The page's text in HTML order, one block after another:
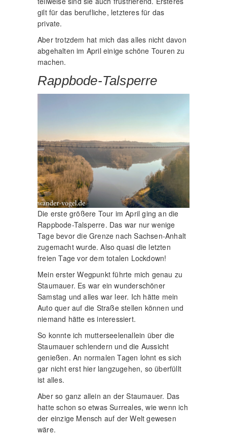
gilt für das berufliche, letzteres für das
private.
Aber trotzdem hat mich das alles nicht davon
abgehalten im April einige schöne Touren zu
machen.
Rappbode-Talsperre
Die erste größere Tour im April ging an die
Rappbode-Talsperre. Das war nur wenige
Tage bevor die Grenze nach Sachsen-Anhalt
zugemacht wurde. Also quasi die letzten
freien Tage vor dem totalen Lockdown!
Mein erster Wegpunkt führte mich genau zu
Staumauer. Es war ein wunderschöner
Samstag und alles war leer. Ich hätte mein
Auto quer auf die Straße stellen können und
niemand hätte es interessiert.
So konnte ich mutterseelenallein über die
Staumauer schlendern und die Aussicht
genießen. An normalen Tagen lohnt es sich
gar nicht erst hier langzugehen, so überfüllt
ist alles.
Aber so ganz allein an der Staumauer. Das
hatte schon so etwas Surreales, wie wenn ich
der einzige Mensch auf der Welt gewesen
wäre.